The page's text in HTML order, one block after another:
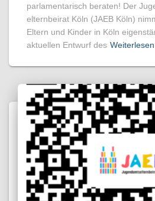
parlamentarisch beraten! Der
elternbeirat Köln (JAEB Köln)
Eltern und Kinder in Köln
aktuellen Entwurf des Weiterlesen